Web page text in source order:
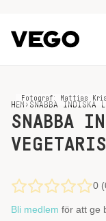
HEM › SNABBA INDISKA
Fotograf: Mattias
SNABBA
0
Bli medlem för att ge